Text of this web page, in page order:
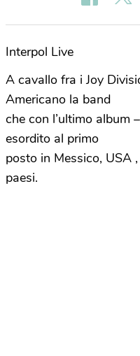
Interpol Live
A cavallo fra i Joy
Americano la band
che con l’ultimo album
esordito al primo
posto in Messico, USA
paesi.